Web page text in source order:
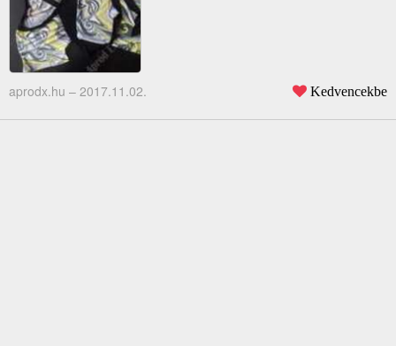
aprodx.hu – 2017.11.02. Kedvencekbe